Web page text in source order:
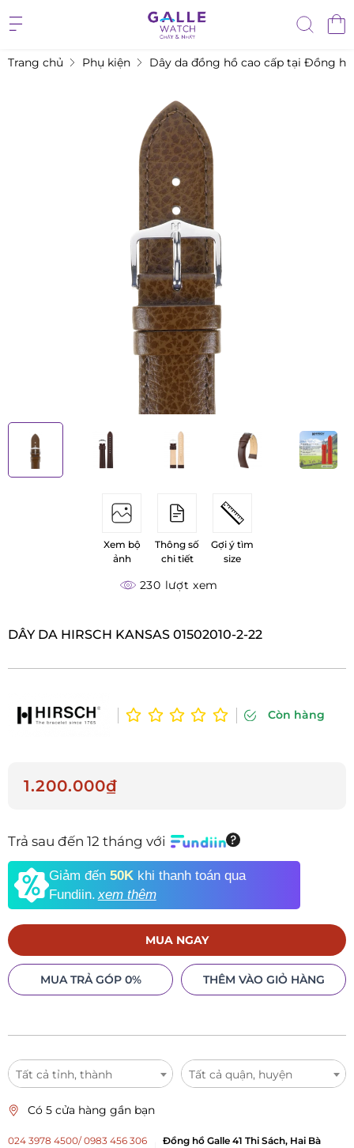
Trang chủ Phụ kiện Dây da đồng hồ cao cấp tại Đồng
Xem bộ
ảnh
Thông số
chi tiết
Gợi ý tìm
size
230 lượt xem
DÂY DA HIRSCH KANSAS 01502010-2-22
Còn hàng
1.200.000₫
Trả sau đến 12 tháng với
Giảm đến 50K khi thanh toán qua
Fundiin.xem thêm
MUA NGAY
MUA TRẢ GÓP 0% THÊM VÀO GIỎ HÀNG
Tất cả tỉnh, thành Tất cả quận, huyện
Có 5 cửa hàng gần bạn
024 3978 4500/ 0983 456 306
Đồng hồ Galle 41 Thi Sách, Hai Bà